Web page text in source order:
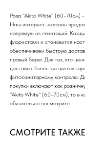
Роза "Akito White" (60-70см) -
Наш интернет-магазин
напрямую из плантаций.
флористами и становится
обеспечиваем быструю
правый берег. Для тех, кто
доставка. Качество цветов
фитосанитарному контролю.
покупки включают как
"Akito White" (60-70см), то в
обязательно посмотрите.
СМОТРИТЕ ТАКЖЕ